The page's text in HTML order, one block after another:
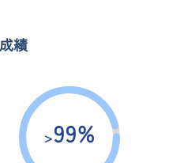
績
>99%